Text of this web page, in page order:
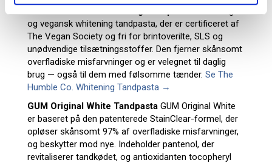
og vegansk whitening tandpasta, der er certificeret af
The Vegan Society og fri for brintoverilte, SLS og
unødvendige tilsætningsstoffer. Den fjerner skånsomt
overfladiske misfarvninger og er velegnet til daglig
brug — også til dem med følsomme tænder. Se The
Humble Co. Whitening Tandpasta →
GUM Original White Tandpasta GUM Original White
er baseret på den patenterede StainClear-formel, der
opløser skånsomt 97% af overfladiske misfarvninger,
og beskytter mod nye. Indeholder pantenol, der
revitaliserer tandkødet, og antioxidanten tocopheryl